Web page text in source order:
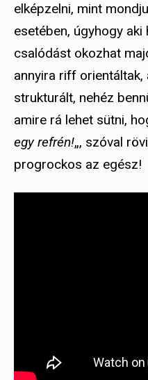
elképzelni, mint
esetében, úgyhogy
csalódást okozhat
annyira riff
strukturált, nehéz
amire rá lehet sütni,
egy refrén!„, szóval
progrockos az egész!